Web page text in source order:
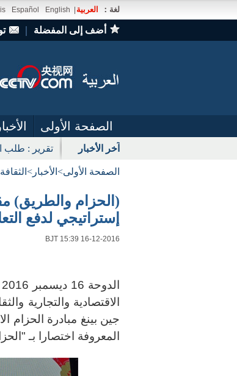
لغة： العربية English
Español
أضف إلى المفضلة
الصفحة الأولى الأخبار
آخر الأخبار تقرير:
الصفحة الأولى> الأخبار >
(الحزام والطريق)
إستراتيجي لدفع
BJT 15:39 16-12-2016
الاقتصادية والتجارية
المعروفة اختصارا بـ